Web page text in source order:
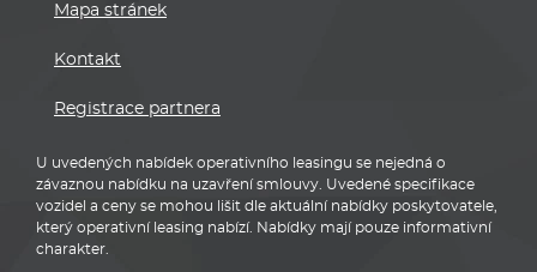
Mapa stránek
Kontakt
Registrace partnera
U uvedených nabídek operativního leasingu se nejedná o
závaznou nabídku na uzavření smlouvy. Uvedené specifikace
vozidel a ceny se mohou lišit dle aktuální nabídky poskytovatele,
který operativní leasing nabízí. Nabídky mají pouze informativní
charakter.